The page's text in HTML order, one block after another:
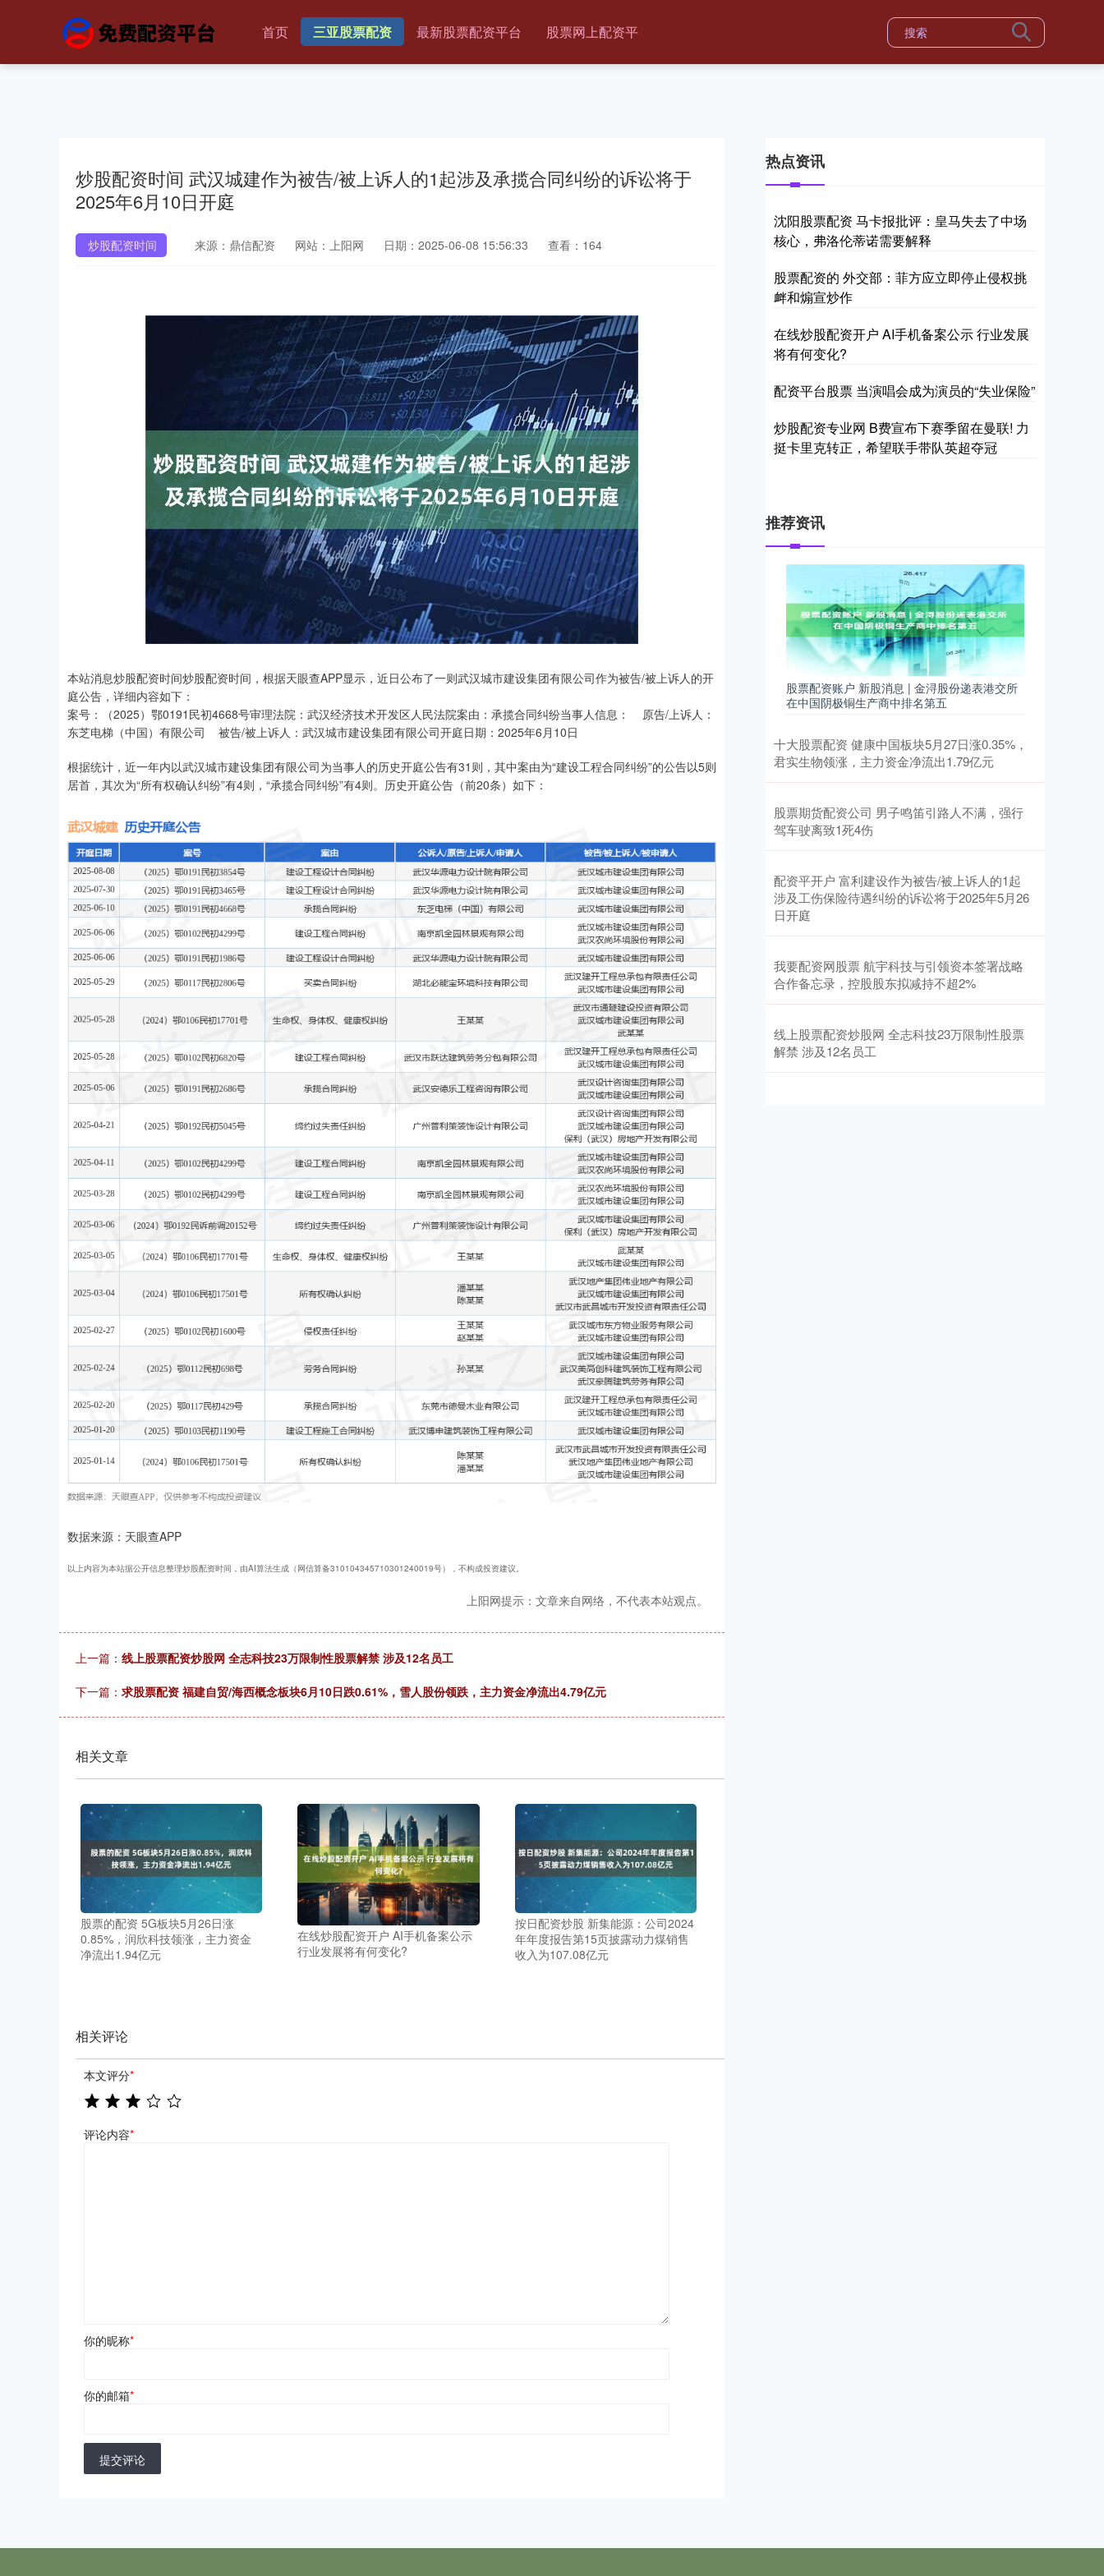
首页 三亚股票配资 最新股票配资平台 股票网上配资平
炒股配资时间 武汉城建作为被告/被上诉人的1起涉及承揽合同纠纷的诉讼将于
2025年6月10日开庭
炒股配资时间 来源：鼎信配资 网站：上阳网 日期：2025-06-08 15:56:33 查看：164
本站消息炒股配资时间炒股配资时间，根据天眼查APP显示，近日公布了一则武汉城市建设集团有限公司作为被告/被上诉人的开
庭公告，详细内容如下：
案号：（2025）鄂0191民初4668号审理法院：武汉经济技术开发区人民法院案由：承揽合同纠纷当事人信息： 原告/上诉人：
东芝电梯（中国）有限公司 被告/被上诉人：武汉城市建设集团有限公司开庭日期：2025年6月10日
根据统计，近一年内以武汉城市建设集团有限公司为当事人的历史开庭公告有31则，其中案由为“建设工程合同纠纷”的公告以5则
居首，其次为“所有权确认纠纷”有4则，“承揽合同纠纷”有4则。历史开庭公告（前20条）如下：
数据来源：天眼查APP
以上内容为本站据公开信息整理炒股配资时间，由AI算法生成（网信算备310104345710301240019号），不构成投资建议。
上阳网提示：文章来自网络，不代表本站观点。
上一篇： 线上股票配资炒股网 全志科技23万限制性股票解禁 涉及12名员工
下一篇： 求股票配资 福建自贸/海西概念板块6月10日跌0.61%，雪人股份领跌，主力资金净流出4.79亿元
相关文章
股票的配资 5G板块5月26日涨
0.85%，润欣科技领涨，主力资金
净流出1.94亿元
在线炒股配资开户 AI手机备案公示
行业发展将有何变化?
按日配资炒股 新集能源：公司2024
年年度报告第15页披露动力煤销售
收入为107.08亿元
相关评论
本文评分*
评论内容*
你的昵称*
你的邮箱*
提交评论
热点资讯
沈阳股票配资 马卡报批评：皇马失去了中场
核心，弗洛伦蒂诺需要解释
股票配资的 外交部：菲方应立即停止侵权挑
衅和煽宣炒作
在线炒股配资开户 AI手机备案公示 行业发展
将有何变化?
配资平台股票 当演唱会成为演员的“失业保险”
炒股配资专业网 B费宣布下赛季留在曼联! 力
挺卡里克转正，希望联手带队英超夺冠
推荐资讯
股票配资账户 新股消息 | 金浔股份递表港交所
在中国阴极铜生产商中排名第五
十大股票配资 健康中国板块5月27日涨0.35%，
君实生物领涨，主力资金净流出1.79亿元
股票期货配资公司 男子鸣笛引路人不满，强行
驾车驶离致1死4伤
配资平开户 富利建设作为被告/被上诉人的1起
涉及工伤保险待遇纠纷的诉讼将于2025年5月26
日开庭
我要配资网股票 航宇科技与引领资本签署战略
合作备忘录，控股股东拟减持不超2%
线上股票配资炒股网 全志科技23万限制性股票
解禁 涉及12名员工